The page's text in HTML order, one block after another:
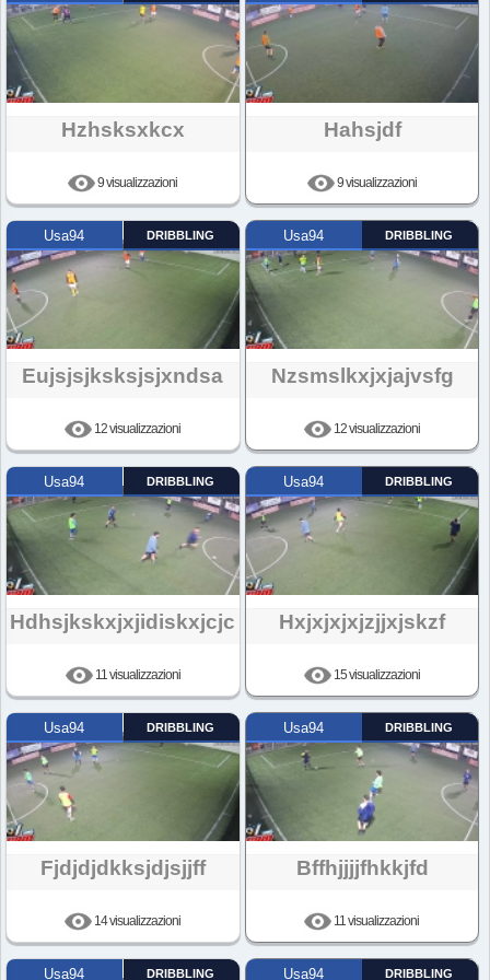
Hzhsksxkcx
9 visualizzazioni
Hahsjdf
9 visualizzazioni
Usa94 DRIBBLING
Eujsjsjksksjsjxndsa
12 visualizzazioni
Usa94 DRIBBLING
Nzsmslkxjxjajvsfg
12 visualizzazioni
Usa94 DRIBBLING
Hdhsjkskxjxjidiskxjcjc
11 visualizzazioni
Usa94 DRIBBLING
Hxjxjxjxjzjjxjskzf
15 visualizzazioni
Usa94 DRIBBLING
Fjdjdjdkksjdjsjjff
14 visualizzazioni
Usa94 DRIBBLING
Bffhjjjjfhkkjfd
11 visualizzazioni
Usa94 DRIBBLING Usa94 DRIBBLING